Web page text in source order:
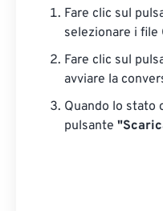
Fare clic sul
selezionare i file
Fare clic sul
avviare la
Quando lo stato
pulsante